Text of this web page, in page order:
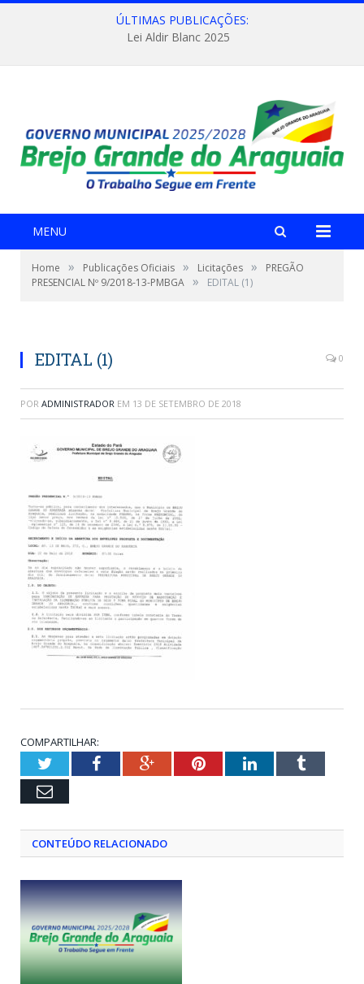
ÚLTIMAS PUBLICAÇÕES:
Lei Aldir Blanc 2025
MENU
Home » Publicações Oficiais » Licitações »
PREGÃO
PRESENCIAL Nº 9/2018-13-PMBGA » EDITAL (1)
EDITAL (1) 0
POR ADMINISTRADOR EM 13 DE SETEMBRO DE 2018
COMPARTILHAR:
TwitterFacebookGoogle+PinterestLinkedInTumblr
Email
CONTEÚDO RELACIONADO